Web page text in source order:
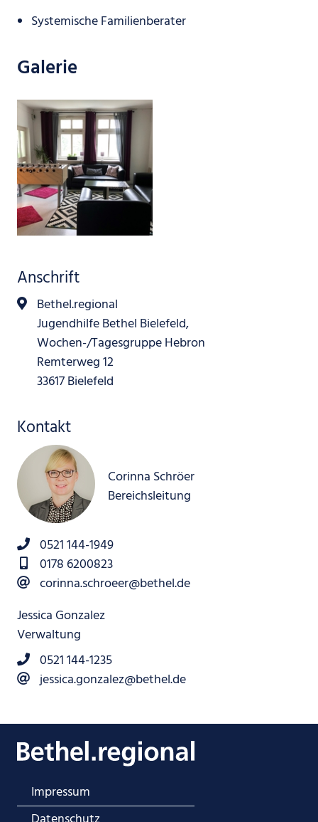
Systemische Familienberater
Galerie
Anschrift
Bethel.regional
Jugendhilfe Bethel Bielefeld,
Wochen-/Tagesgruppe Hebron
Remterweg 12
33617 Bielefeld
Kontakt
Corinna Schröer
Bereichsleitung
0521 144-1949
0178 6200823
corinna.schroeer@bethel.de
Jessica Gonzalez
Verwaltung
0521 144-1235
jessica.gonzalez@bethel.de
Impressum